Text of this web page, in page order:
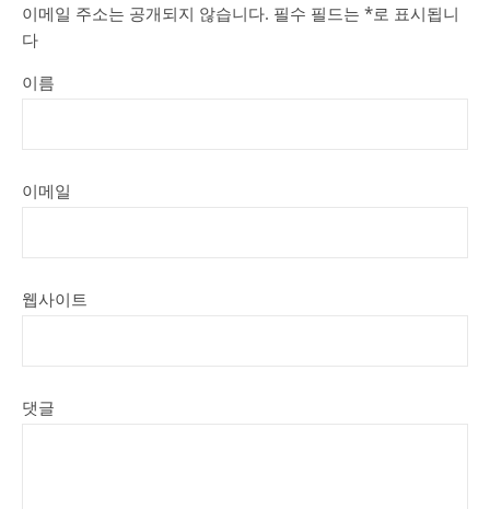
이메일 주소는 공개되지 않습니다. 필수 필드는 *로 표시됩니
다
이름
이메일
웹사이트
댓글